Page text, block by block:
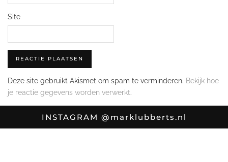
Site
Deze site gebruikt Akismet om spam te verminderen. Bekijk hoe
je reactie gegevens worden verwerkt.
INSTAGRAM @marklubberts.nl